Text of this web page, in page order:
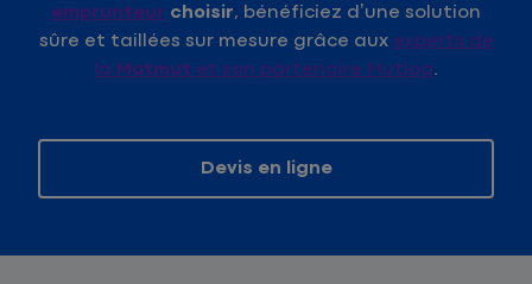
emprunteur choisir, bénéficiez d’une solution
sûre et taillées sur mesure grâce aux experts de
la Matmut et son partenaire Mutlog.
Devis en ligne